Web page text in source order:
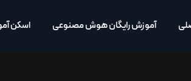
آموزش رایگان هوش مصنوعی اسکن